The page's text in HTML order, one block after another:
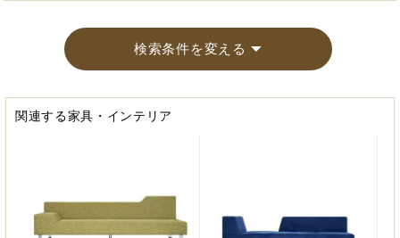
検索条件を変える
関連する家具・インテリア